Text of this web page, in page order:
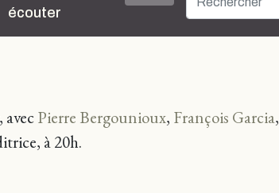
écouter
Pierre Bergounioux, François Garcia,
à 20h.